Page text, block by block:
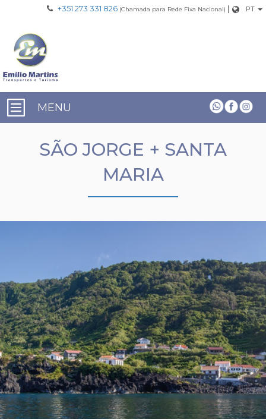
+351 273 331 826 (Chamada para Rede Fixa Nacional) | PT
MENU
SÃO JORGE + SANTA
MARIA